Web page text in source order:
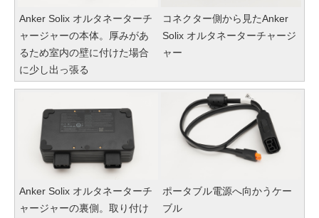
Anker Solix オルタネーターチ
ャージャーの本体。厚みがあ
るため室内の壁に付けた場合
に少し出っ張る
コネクター側から見たAnker
Solix オルタネーターチャージ
ャー
Anker Solix オルタネーターチ
ャージャーの裏側。取り付け
ポータブル電源へ向かうケー
ブル